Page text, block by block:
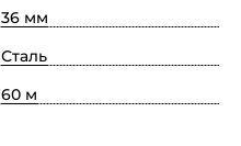
36 мм
Сталь
60 м